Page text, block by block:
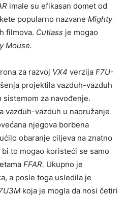
imale su efikasan domet od
popularno nazvane Mighty
filmova. Cutlass je mogao
Mouse.
za razvoj VX4 verzija F7U-
projektila vazduh-vazduh
sistemom za navođenje.
vazduh-vazduh u naoružanje
njegova borbena
obaranje ciljeva na znatno
to mogao koristeći se samo
FFAR. Ukupno je
a posle toga usledila je
koja je mogla da nosi četiri